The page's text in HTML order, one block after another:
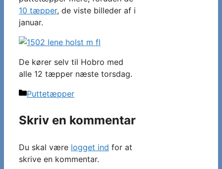
10 tæpper, de viste billeder af i
januar.
De kører selv til Hobro med
alle 12 tæpper næste torsdag.
Kategorier
Puttetæpper
Skriv en kommentar
Du skal være logget ind for at
skrive en kommentar.